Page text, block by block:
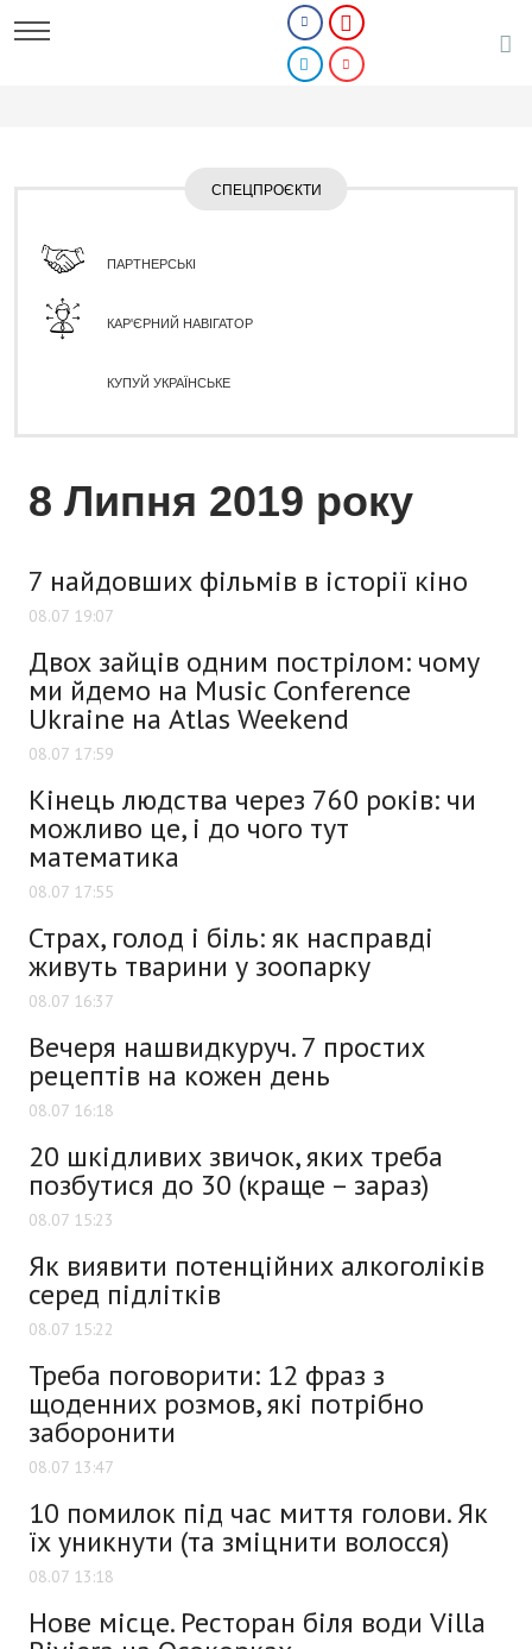
СПЕЦПРОЄКТИ
ПАРТНЕРСЬКІ
КАР'ЄРНИЙ НАВІГАТОР
КУПУЙ УКРАЇНСЬКЕ
8 Липня 2019 року
7 найдовших фільмів в історії кіно
08.07 19:07
Двох зайців одним пострілом: чому
ми йдемо на Music Conference
Ukraine на Atlas Weekend
08.07 17:59
Кінець людства через 760 років: чи
можливо це, і до чого тут
математика
08.07 17:55
Страх, голод і біль: як насправді
живуть тварини у зоопарку
08.07 16:37
Вечеря нашвидкуруч. 7 простих
рецептів на кожен день
08.07 16:18
20 шкідливих звичок, яких треба
позбутися до 30 (краще – зараз)
08.07 15:23
Як виявити потенційних алкоголіків
серед підлітків
08.07 15:22
Треба поговорити: 12 фраз з
щоденних розмов, які потрібно
заборонити
08.07 13:47
10 помилок під час миття голови. Як
їх уникнути (та зміцнити волосся)
08.07 13:18
Нове місце. Ресторан біля води Villa